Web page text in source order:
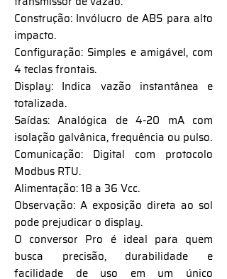
Construção: Invólucro de ABS para alto
impacto.
Configuração: Simples e amigável, com
4 teclas frontais.
Display: Indica vazão instantânea e
totalizada.
Saídas: Analógica de 4-20 mA com
isolação galvânica, frequência ou pulso.
Comunicação: Digital com protocolo
Modbus RTU.
Alimentação: 18 a 36 Vcc.
Observação: A exposição direta ao sol
pode prejudicar o display.
O conversor Pro é ideal para quem
busca precisão, durabilidade e
facilidade de uso em um único